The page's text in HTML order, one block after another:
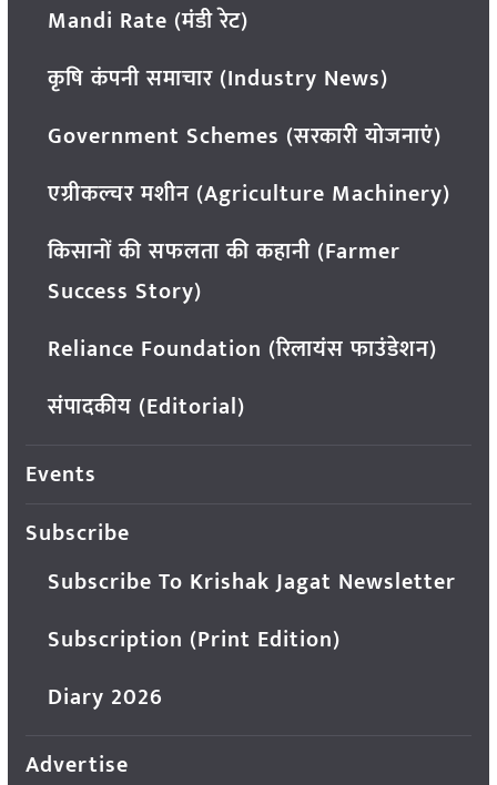
Mandi Rate (मंडी रेट)
कृषि कंपनी समाचार (Industry News)
Government Schemes (सरकारी योजनाएं)
एग्रीकल्चर मशीन (Agriculture Machinery)
किसानों की सफलता की कहानी (Farmer
Success Story)
Reliance Foundation (रिलायंस फाउंडेशन)
संपादकीय (Editorial)
Events
Subscribe
Subscribe To Krishak Jagat Newsletter
Subscription (Print Edition)
Diary 2026
Advertise